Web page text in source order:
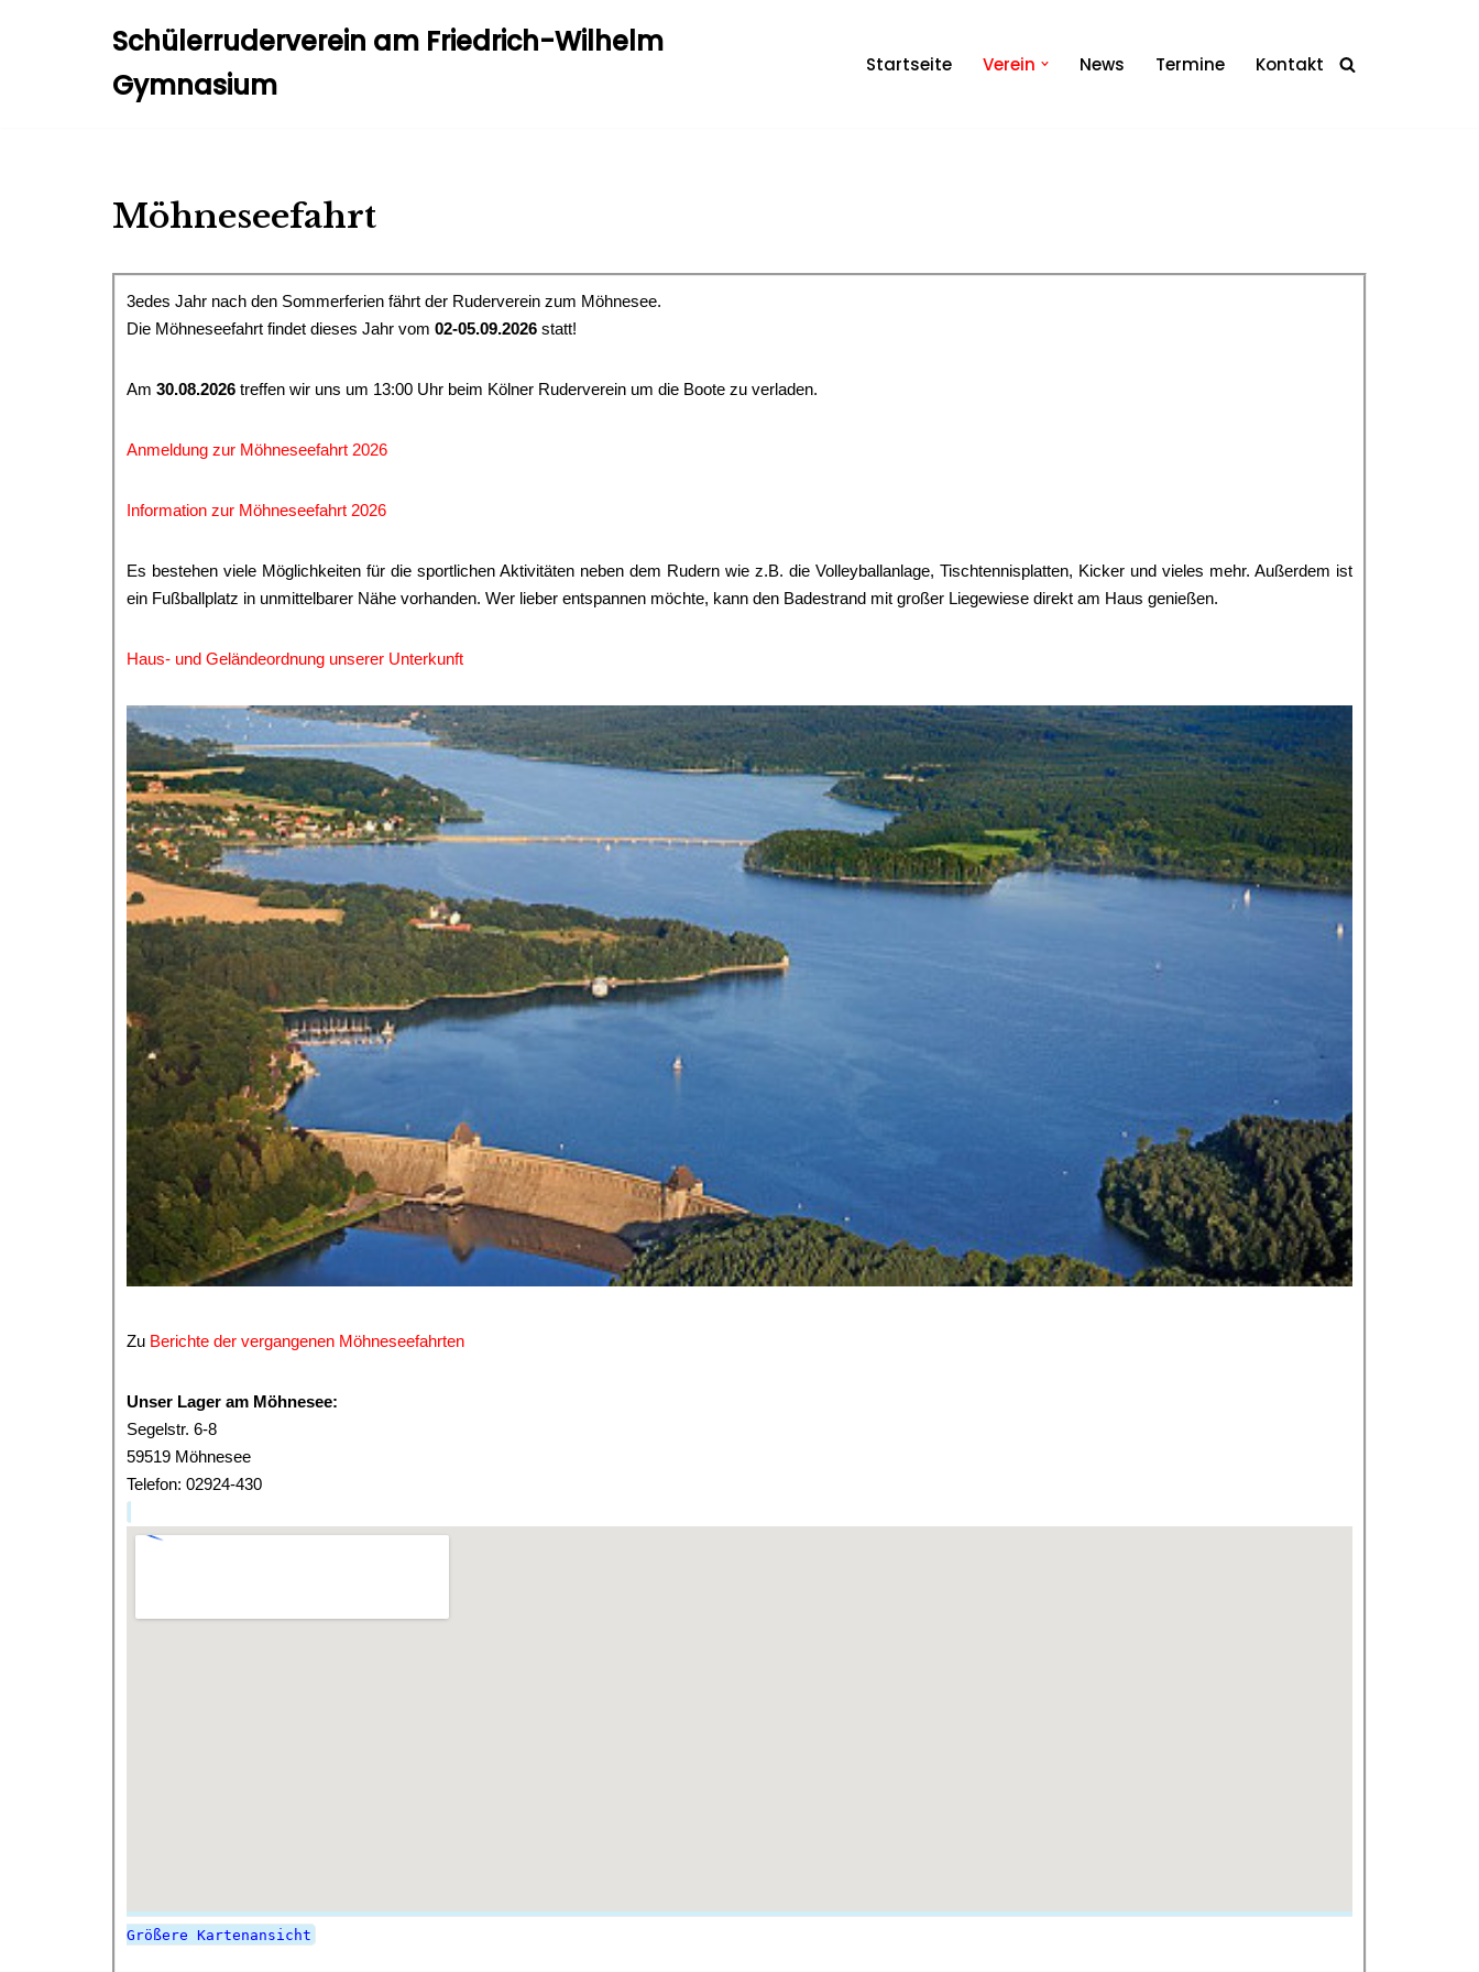
Schülerruderverein am Friedrich-Wilhelm
Gymnasium
Startseite Verein News Termine Kontakt
Möhneseefahrt
3edes Jahr nach den Sommerferien fährt der Ruderverein zum Möhnesee.
Die Möhneseefahrt findet dieses Jahr vom 02-05.09.2026 statt!
Am 30.08.2026 treffen wir uns um 13:00 Uhr beim Kölner Ruderverein um die Boote zu verladen.
Anmeldung zur Möhneseefahrt 2026
Information zur Möhneseefahrt 2026
Es bestehen viele Möglichkeiten für die sportlichen Aktivitäten neben dem Rudern wie z.B. die Volleyballanlage, Tischtennisplatten, Kicker und vieles mehr. Außerdem ist
ein Fußballplatz in unmittelbarer Nähe vorhanden. Wer lieber entspannen möchte, kann den Badestrand mit großer Liegewiese direkt am Haus genießen.
Haus- und Geländeordnung unserer Unterkunft
Zu Berichte der vergangenen Möhneseefahrten
Unser Lager am Möhnesee:
Segelstr. 6-8
59519 Möhnesee
Telefon: 02924-430
Größere Kartenansicht